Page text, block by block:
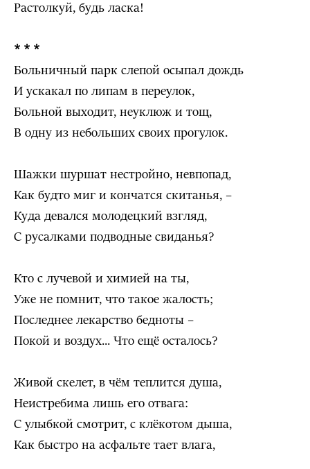
Растолкуй, будь ласка!
* * *
Больничный парк слепой осыпал дождь
И ускакал по липам в переулок,
Больной выходит, неуклюж и тощ,
В одну из небольших своих прогулок.
Шажки шуршат нестройно, невпопад,
Как будто миг и кончатся скитанья, –
Куда девался молодецкий взгляд,
С русалками подводные свиданья?
Кто с лучевой и химией на ты,
Уже не помнит, что такое жалость;
Последнее лекарство бедноты –
Покой и воздух... Что ещё осталось?
Живой скелет, в чём теплится душа,
Неистребима лишь его отвага:
С улыбкой смотрит, с клёкотом дыша,
Как быстро на асфальте тает влага,